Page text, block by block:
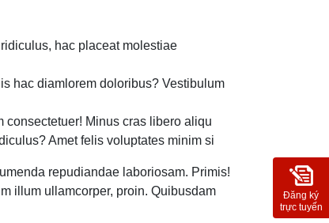
hac placeat molestiae
hac diamlorem doloribus? Vestibulum
consectetuer! Minus cras libero aliqu
Amet felis voluptates minim si
repudiandae laboriosam. Primis!
illum ullamcorper, proin. Quibusdam
Đăng ký
trực tuyến